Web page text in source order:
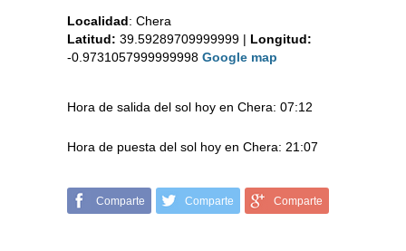
Localidad: Chera
Latitud: 39.59289709999999 | Longitud:
-0.9731057999999998 Google map
Hora de salida del sol hoy en Chera: 07:12
Hora de puesta del sol hoy en Chera: 21:07
Comparte Comparte Comparte